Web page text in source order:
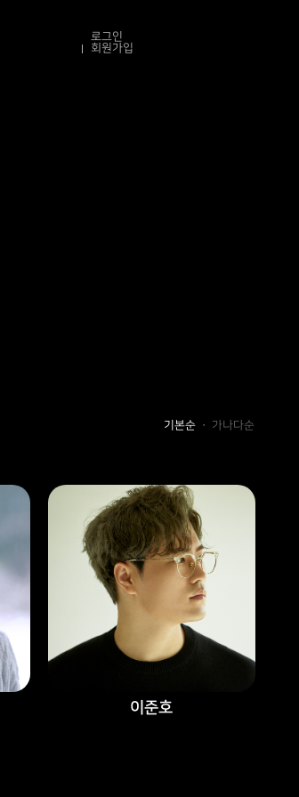
로그인
회원가입
기본순・ 가나다순
이준호